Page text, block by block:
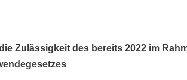
Zulässigkeit des bereits 2022 im